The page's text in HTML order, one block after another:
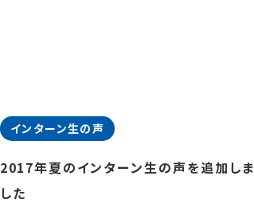
インターン生の声
2017年夏のインターン生の声を追加しま
した